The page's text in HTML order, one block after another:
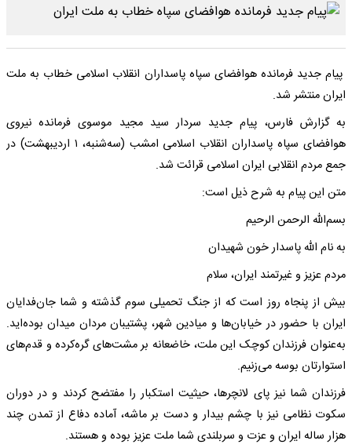
پیام جدید فرمانده هوافضای سپاه پاسداران انقلاب اسلامی خطاب به ملت
ایران منتشر شد.
به گزارش فارس، پیام جدید سردار سید مجید موسوی فرمانده نیروی
هوافضای سپاه پاسداران انقلاب اسلامی امشب (سه‌شنبه، ۱ اردیبهشت) در
جمع مردم انقلابی ایران اسلامی قرائت شد.
متن این پیام به شرح ذیل است:
بسم‌الله الرحمن الرحیم
به نام الله پاسدار خون شهیدان
مردم عزیز و غیرتمند ایران، سلام
بیش از پنجاه روز است که از جنگ تحمیلی سوم گذشته و شما جان‌فدایان
ایران با حضور در خیابان‌ها و میادین شهر، پشتیبان مردان میدان بوده‌اید.
به‌عنوان فرزندان کوچک این ملت، خاضعانه بر مشت‌های گره‌کرده و قدم‌های
استوارتان بوسه می‌زنیم.
فرزندان شما نیز پای لانچرها، حیثیت استکبار را مفتضح کردند و در دوران
سکوت نظامی نیز با چشم بیدار و دست بر ماشه، آماده دفاع از تمدن چند
هزار ساله ایران و عزت و سربلندی شما ملت عزیز بوده و هستند.